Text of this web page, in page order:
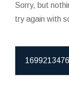
Sorry, but
try again with